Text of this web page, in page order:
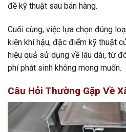
đề kỹ thuật sau bán hàng.
Cuối cùng, việc lựa chọn đúng
kiện khí hậu, đặc điểm kỹ thuật
hiệu quả sử dụng về lâu dài, từ
phí phát sinh không mong muốn.
Câu Hỏi Thường Gặp Về